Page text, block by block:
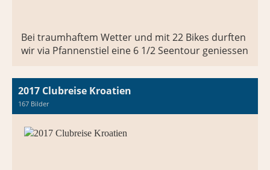
Bei traumhaftem Wetter und mit 22 Bikes durften
wir via Pfannenstiel eine 6 1/2 Seentour geniessen
2017 Clubreise Kroatien
167 Bilder